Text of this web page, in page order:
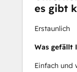
es gibt
Erstaunlich
Was gefällt
Einfach und